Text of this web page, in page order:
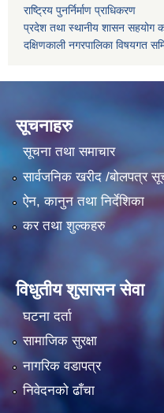
राष्ट्रिय पुनर्निर्माण प्राधिकरण
प्रदेश तथा स्थानीय शासन सहयोग
दक्षिणकाली नगरपालिका विषयगत
सूचनाहरु
सूचना तथा समाचार
सार्वजनिक खरीद /बोलपत्र
ऐन, कानुन तथा निर्देशिका
कर तथा शुल्कहरु
विधुतीय शुसासन सेवा
घटना दर्ता
सामाजिक सुरक्षा
नागरिक वडापत्र
निवेदनको ढाँचा